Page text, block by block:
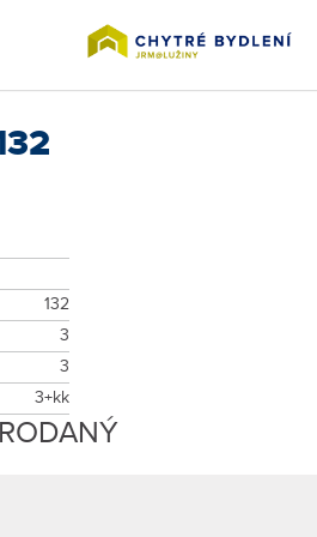
132
3
3
3+kk